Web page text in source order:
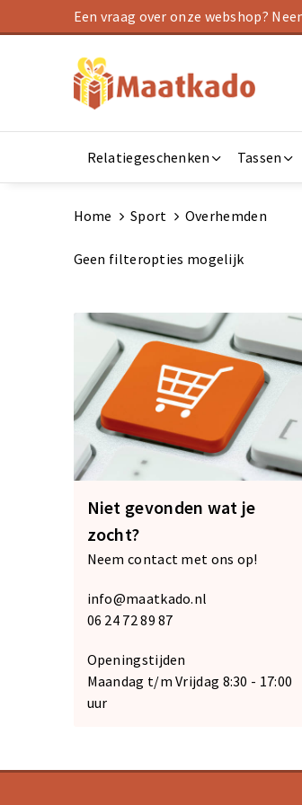
Een vraag over onze webshop?
Relatiegeschenken Tassen
Home Sport Overhemden
Geen filteropties mogelijk
Niet gevonden wat je
zocht?
Neem contact met ons op!
info@maatkado.nl
06 24 72 89 87
Openingstijden
Maandag t/m Vrijdag 8:30 - 17:00
uur